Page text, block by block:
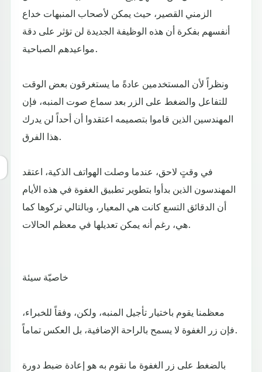
الزمني القصير، حيث يمكن لأصحاب المنبهات خداع
أنفسهم بفكرة أن هذه الوظيفة الجديدة لن تؤثر على دقة
مواعيدهم الصباحية.
ونظراً لأن المستخدمين عادةً ما يستغرقون بعض الوقت
للتفاعل والضغط على الزر بعد سماع صوت المنبه، فإن
المهندسين الذين قاموا بتصميمه اعتقدوا أن أحداً لن يدرك
هذا الفرق.
في وقتٍ لاحق، عندما وصلت الهواتف الذكية، اعتقد
المهندسون الذين بدأوا بتطوير تطبيق الغفوة في هذه الأيام
أن الدقائق التسع كانت هي المعيار، وبالتالي تركوها كما
هي، رغم أنه يمكن تعديلها في معظم الحالات.
خاصيّة سيئة
معظمنا يقوم باختيار تأجيل المنبه، ولكن، وفقاً للخبراء،
فإن زر الغفوة لا يسمح بالراحة الإضافية، بل العكس تماماً.
بالضغط على زر الغفوة ما نقوم به هو إعادة ضبط دورة